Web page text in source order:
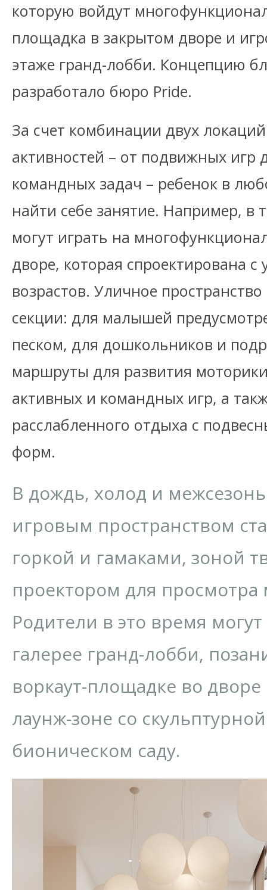
которую войдут
площадка в закрытом дворе и
этаже гранд-лобби. Концепцию
разработало бюро Pride.
За счет комбинации двух
активностей – от подвижных игр
командных задач – ребенок в
найти себе занятие. Например, в
могут играть на
дворе, которая спроектирована с
возрастов. Уличное
секции: для малышей
песком, для дошкольников и
маршруты для развития
активных и командных игр, а
расслабленного отдыха с
форм.
В дождь, холод и
игровым пространством
горкой и гамаками, зоной
проектором для
Родители в это время
галерее гранд-лобби,
воркаут-площадке во
лаунж-зоне со
бионическом саду.